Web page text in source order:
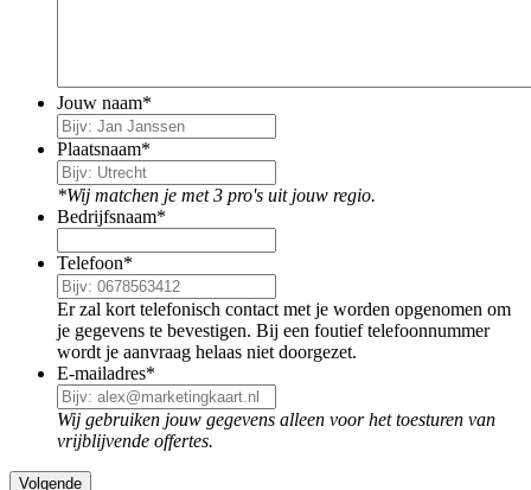
Jouw naam*
Plaatsnaam*
*Wij matchen je met 3 pro's uit jouw regio.
Bedrijfsnaam*
Telefoon*
Er zal kort telefonisch contact met je worden opgenomen om
je gegevens te bevestigen. Bij een foutief telefoonnummer
wordt je aanvraag helaas niet doorgezet.
E-mailadres*
Wij gebruiken jouw gegevens alleen voor het toesturen van
vrijblijvende offertes.